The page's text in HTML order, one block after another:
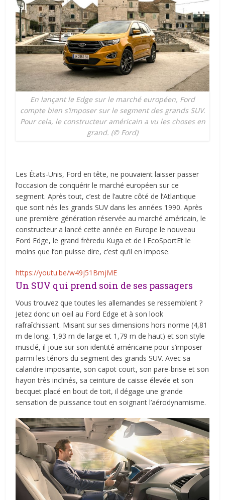
En lançant le Edge sur le marché européen, Ford
compte bien s’imposer sur le segment des grands SUV.
Pour cela, le constructeur américain a vu les choses en
grand. (© Ford)
Les États-Unis, Ford en tête, ne pouvaient laisser passer
l’occasion de conquérir le marché européen sur ce
segment. Après tout, c’est de l’autre côté de l’Atlantique
que sont nés les grands SUV dans les années 1990. Après
une première génération réservée au marché américain, le
constructeur a lancé cette année en Europe le nouveau
Ford Edge, le grand frèredu Kuga et de l EcoSportEt le
moins que l’on puisse dire, c’est qu’il en impose.
https://youtu.be/w49j51BmjME
Un SUV qui prend soin de ses passagers
Vous trouvez que toutes les allemandes se ressemblent ?
Jetez donc un oeil au Ford Edge et à son look
rafraîchissant. Misant sur ses dimensions hors norme (4,81
m de long, 1,93 m de large et 1,79 m de haut) et son style
musclé, il joue sur son identité américaine pour s’imposer
parmi les ténors du segment des grands SUV. Avec sa
calandre imposante, son capot court, son pare-brise et son
hayon très inclinés, sa ceinture de caisse élevée et son
becquet placé en bout de toit, il dégage une grande
sensation de puissance tout en soignant l’aérodynamisme.